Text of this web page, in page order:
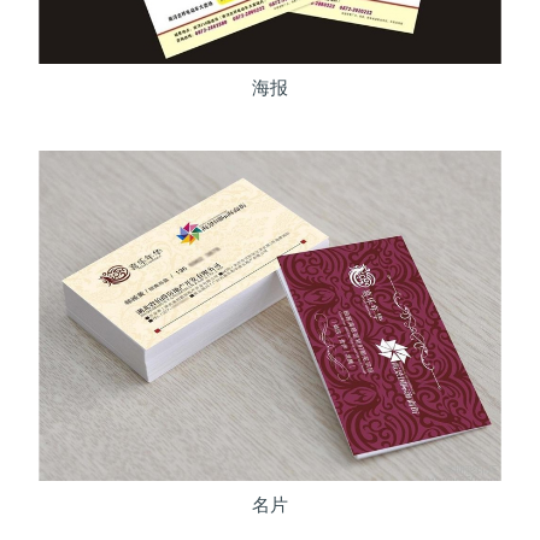
海报
名片